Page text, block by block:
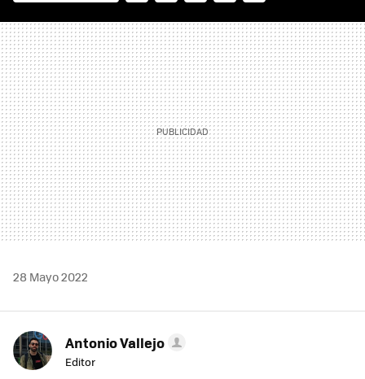
MAIL
28 Mayo 2022
Antonio Vallejo
Editor